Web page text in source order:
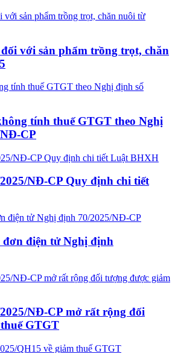
với sản phẩm trồng trọt, chăn
tính thuế GTGT theo Nghị
CP
NĐ-CP Quy định chi tiết
đơn điện tử Nghị định
NĐ-CP mở rất rộng đối
GTGT